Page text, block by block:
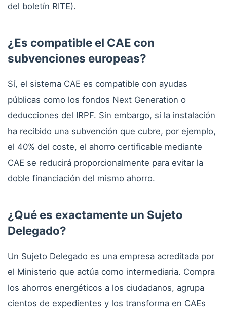
del boletín RITE).
¿Es compatible el CAE con
subvenciones europeas?
Sí, el sistema CAE es compatible con ayudas
públicas como los fondos Next Generation o
deducciones del IRPF. Sin embargo, si la instalación
ha recibido una subvención que cubre, por ejemplo,
el 40% del coste, el ahorro certificable mediante
CAE se reducirá proporcionalmente para evitar la
doble financiación del mismo ahorro.
¿Qué es exactamente un Sujeto
Delegado?
Un Sujeto Delegado es una empresa acreditada por
el Ministerio que actúa como intermediaria. Compra
los ahorros energéticos a los ciudadanos, agrupa
cientos de expedientes y los transforma en CAEs